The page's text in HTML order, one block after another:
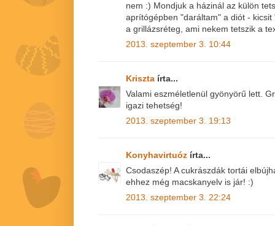
nem :) Mondjuk a házinál az külön
aprítógépben "daráltam" a diót -
a grillázsréteg, ami nekem tetszik a
2013. szeptember 3. 10:44
Kriszta írta...
Valami eszméletlenül gyönyörű lett.
igazi tehetség!
2013. szeptember 3. 19:13
Konyhavirtuóz írta...
Csodaszép! A cukrászdák tortái
ehhez még macskanyelv is jár! :)
2013. szeptember 3. 22:24